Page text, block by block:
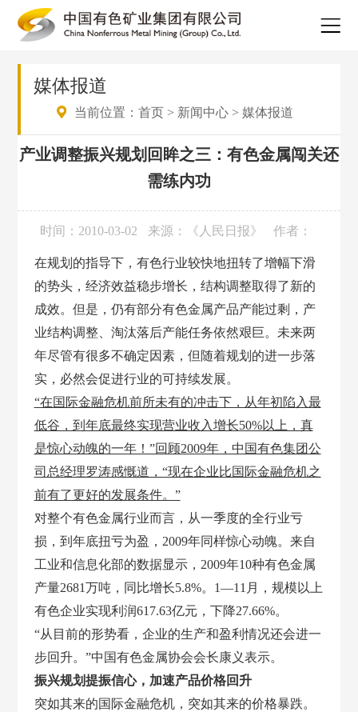
媒体报道
当前位置：首页 > 新闻中心 >媒体报道
产业调整振兴规划回眸之三：有色金属闯关还
需练内功
时间：2010-03-02 来源：《人民日报》 作者：
在规划的指导下，有色行业较快地扭转了增幅下滑
的势头，经济效益稳步增长，结构调整取得了新的
成效。但是，仍有部分有色金属产品产能过剩，产
业结构调整、淘汰落后产能任务依然艰巨。未来两
年尽管有很多不确定因素，但随着规划的进一步落
实，必然会促进行业的可持续发展。
“在国际金融危机前所未有的冲击下，从年初陷入最
低谷，到年底最终实现营业收入增长50%以上，真
是惊心动魄的一年！”回顾2009年，中国有色集团公
司总经理罗涛感慨道，“现在企业比国际金融危机之
前有了更好的发展条件。”
对整个有色金属行业而言，从一季度的全行业亏
损，到年底扭亏为盈， 2009年同样惊心动魄。来自
工业和信息化部的数据显示，2009年10种有色金属
产量2681万吨，同比增长5.8%。1—11月，规模以上
有色企业实现利润617.63亿元，下降27.66%。
“从目前的形势看，企业的生产和盈利情况还会进一
步回升。”中国有色金属协会会长康义表示。
振兴规划提振信心，加速产品价格回升
突如其来的国际金融危机，突如其来的价格暴跌。